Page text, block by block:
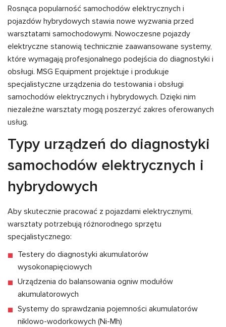
Rosnąca popularność samochodów elektrycznych i
pojazdów hybrydowych stawia nowe wyzwania przed
warsztatami samochodowymi. Nowoczesne pojazdy
elektryczne stanowią technicznie zaawansowane systemy,
które wymagają profesjonalnego podejścia do diagnostyki i
obsługi. MSG Equipment projektuje i produkuje
specjalistyczne urządzenia do testowania i obsługi
samochodów elektrycznych i hybrydowych. Dzięki nim
niezależne warsztaty mogą poszerzyć zakres oferowanych
usług.
Typy urządzeń do diagnostyki
samochodów elektrycznych i
hybrydowych
Aby skutecznie pracować z pojazdami elektrycznymi,
warsztaty potrzebują różnorodnego sprzętu
specjalistycznego:
Testery do diagnostyki akumulatorów
wysokonapięciowych
Urządzenia do balansowania ogniw modułów
akumulatorowych
Systemy do sprawdzania pojemności akumulatorów
niklowo-wodorkowych (Ni-Mh)